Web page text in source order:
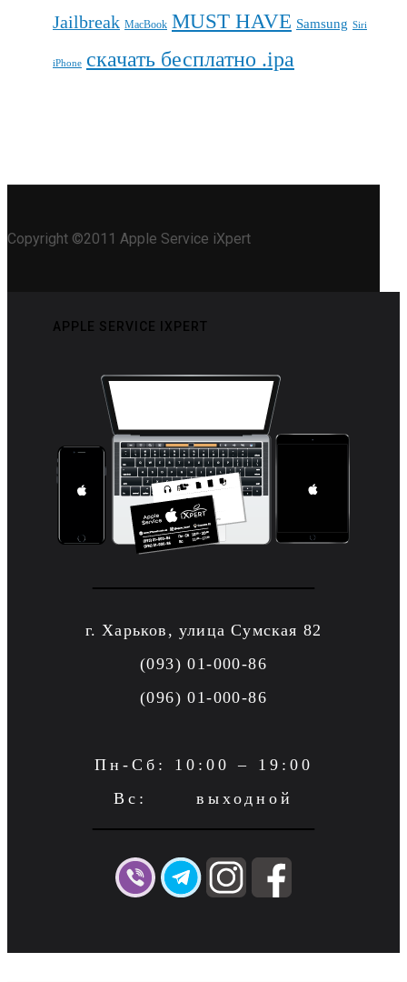
Jailbreak MacBook MUST HAVE Samsung Siri
iPhone скачать бесплатно .ipa
Copyright ©2011 Apple Service iXpert
APPLE SERVICE IXPERT
г. Харьков, улица Сумская 82
(093) 01-000-86
(096) 01-000-86
Пн-Сб: 10:00 – 19:00
Вс: выходной